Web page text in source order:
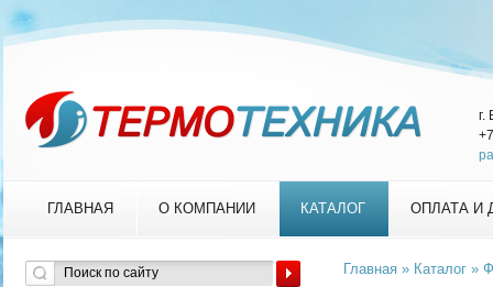
ГЛАВНАЯ О КОМПАНИИ КАТАЛОГ ОПЛАТА И
г.
Главная » Каталог »